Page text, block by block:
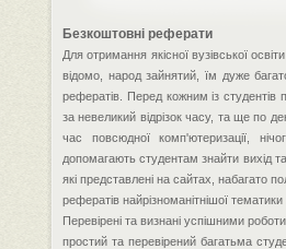
Безкоштовні реферати
Для отримання якісної вузівської
відомо, народ зайнятий, їм дуже
рефератів. Перед кожним із
за невеликий відрізок часу, та ще по
час повсюдної комп'ютеризації,
допомагають студентам знайти вихід
які представлені на сайтах, набагато
рефератів найрізноманітнішої
Перевірені та визнані успішними
простий та перевірений багатьма